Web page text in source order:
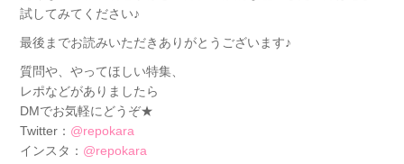
試してみてください♪
最後までお読みいただきありがとうございます♪
質問や、やってほしい特集、
レポなどがありましたら
DMでお気軽にどうぞ★
Twitter： @repokara
インスタ： @repokara